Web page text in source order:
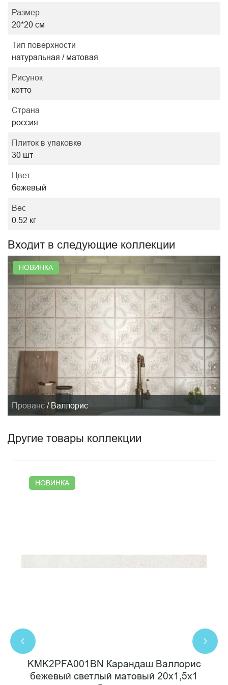
Размер
20*20 см
Тип поверхности
натуральная / матовая
Рисунок
котто
Страна
россия
Плиток в упаковке
30 шт
Цвет
бежевый
Вес
0.52 кг
Входит в следующие коллекции
НОВИНКА
Прованс / Валлорис
Другие товары коллекции
НОВИНКА
KMK2PFA001BN Карандаш Валлорис
бежевый светлый матовый 20x1,5x1